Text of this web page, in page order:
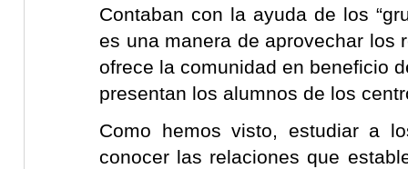
Contaban con la ayuda de los
es una manera de aprovechar los
ofrece la comunidad en beneficio
presentan los alumnos de los
Como hemos visto, estudiar a
conocer las relaciones que